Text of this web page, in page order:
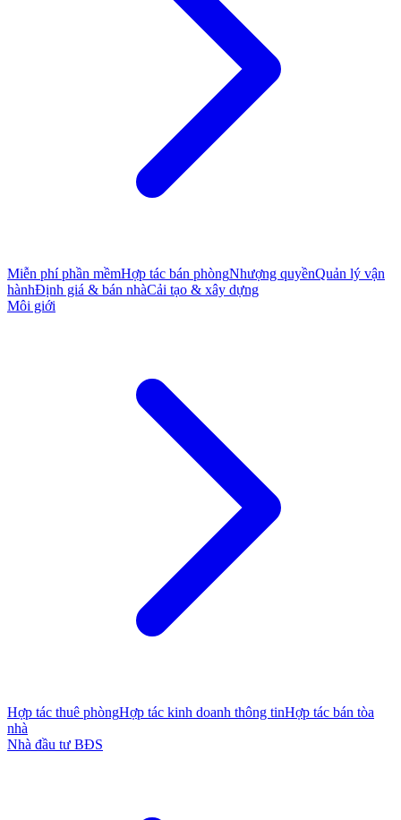
Miễn phí phần mềmHợp tác bán phòngNhượng quyềnQuản lý vận
hànhĐịnh giá & bán nhàCải tạo & xây dựng
Môi giới
Hợp tác thuê phòngHợp tác kinh doanh thông tinHợp tác bán tòa
nhà
Nhà đầu tư BĐS